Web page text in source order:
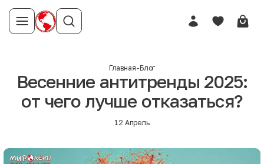
Главная-Блог
Весенние антитренды 2025:
от чего лучше отказаться?
12 Апрель